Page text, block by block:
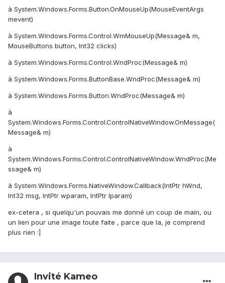
à System.Windows.Forms.Button.OnMouseUp(MouseEventArgs
mevent)
à System.Windows.Forms.Control.WmMouseUp(Message& m,
MouseButtons button, Int32 clicks)
à System.Windows.Forms.Control.WndProc(Message& m)
à System.Windows.Forms.ButtonBase.WndProc(Message& m)
à System.Windows.Forms.Button.WndProc(Message& m)
à
System.Windows.Forms.Control.ControlNativeWindow.OnMessage(
Message& m)
à
System.Windows.Forms.Control.ControlNativeWindow.WndProc(Me
ssage& m)
à System.Windows.Forms.NativeWindow.Callback(IntPtr hWnd,
Int32 msg, IntPtr wparam, IntPtr lparam)
ex-cetera , si quelqu'un pouvais me donné un coup de main, ou
un lien pour une image toute faite , parce que la, je comprend
plus rien :|
Invité Kameo